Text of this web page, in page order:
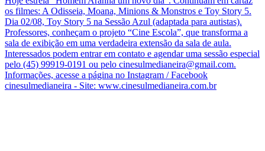
os filmes: A Odisseia, Moana, Minions & Monstros e Toy Story 5.
Dia 02/08, Toy Story 5 na Sessão Azul (adaptada para autistas).
Professores, conheçam o projeto “Cine Escola”, que transforma a
sala de exibição em uma verdadeira extensão da sala de aula.
Interessados podem entrar em contato e agendar uma sessão especial
pelo (45) 99919-0191 ou pelo cinesulmedianeira@gmail.com.
Informações, acesse a página no Instagram / Facebook
cinesulmedianeira - Site: www.cinesulmedianeira.com.br